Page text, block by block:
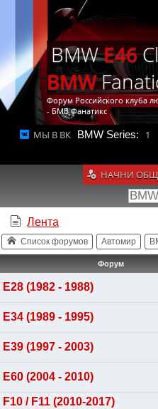
BMWE46
BMW
Форум Российского клуба
- БМВ Фанатикс
МЫ В ВК BMW Series: 1
НАЧНИ
Лента
Список форумов Автомир
Форум
E28 (1982 - 1988)
E34 (1989 - 1995)
E39 (1997 - 2003)
E60 (2004 - 2010)
F10 / F11 (2010-2017)